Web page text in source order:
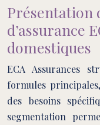
Présentation
d’assurance
domestiques
ECA Assurances
formules
des besoins
segmentation